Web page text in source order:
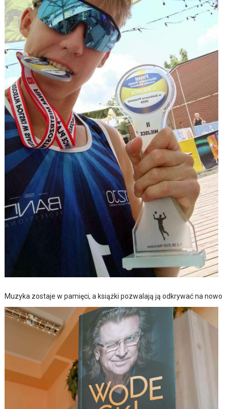
Muzyka zostaje w pamięci, a książki pozwalają ją odkrywać na nowo